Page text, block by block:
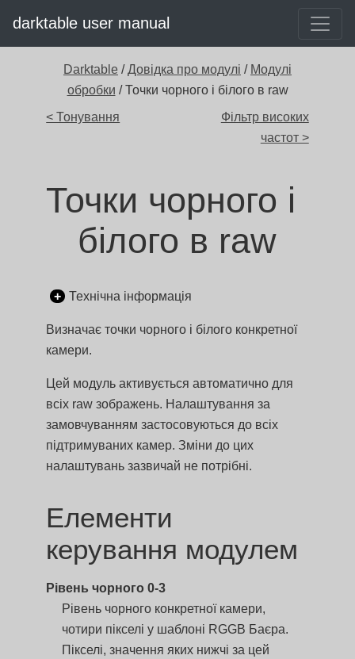
darktable user manual
Darktable /Довідка про модулі / Модулі
обробки / Точки чорного і білого в raw
< Тонування
Фільтр високих
частот >
Точки чорного і
білого в raw
Технічна інформація
Визначає точки чорного і білого конкретної
камери.
Цей модуль активується автоматично для
всіх raw зображень. Налаштування за
замовчуванням застосовуються до всіх
підтримуваних камер. Зміни до цих
налаштувань зазвичай не потрібні.
Елементи
керування модулем
Рівень чорного 0-3
Рівень чорного конкретної камери,
чотири пікселі у шаблоні RGGB Баєра.
Пікселі, значення яких нижчі за цей